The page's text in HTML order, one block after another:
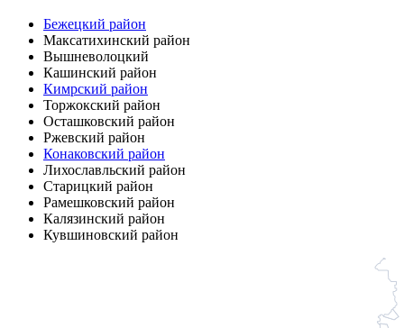
Бежецкий район
Максатихинский район
Вышневолоцкий
Кашинский район
Кимрский район
Торжокский район
Осташковский район
Ржевский район
Конаковский район
Лихославльский район
Старицкий район
Рамешковский район
Калязинский район
Кувшиновский район